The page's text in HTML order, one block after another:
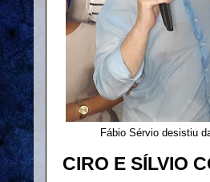
Fábio Sérvio desistiu
CIRO E SÍLVIO